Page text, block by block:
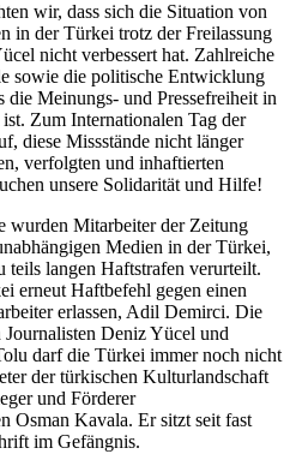
wir, dass sich die Situation von
in der Türkei trotz der Freilassung
nicht verbessert hat. Zahlreiche
sowie die politische Entwicklung
die Meinungs- und Pressefreiheit in
Zum Internationalen Tag der
diese Missstände nicht länger
verfolgten und inhaftierten
unsere Solidarität und Hilfe!
wurden Mitarbeiter der Zeitung
Medien in der Türkei,
teils langen Haftstrafen verurteilt.
erneut Haftbefehl gegen einen
erlassen, Adil Demirci. Die
Deniz Yücel und
darf die Türkei immer noch nicht
der türkischen Kulturlandschaft
und Förderer
Osman Kavala. Er sitzt seit fast
im Gefängnis.